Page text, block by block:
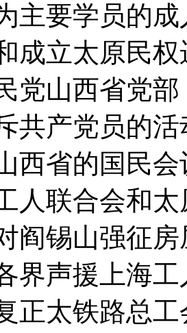
主要学员的
成立太原民
党山西省党
共产党员的
西省的国民
人联合会和
阎锡山强征
界声援上海
正太铁路总